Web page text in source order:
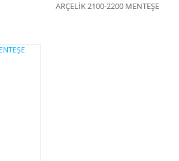
ARÇELİK 2100-2200 MENTEŞE